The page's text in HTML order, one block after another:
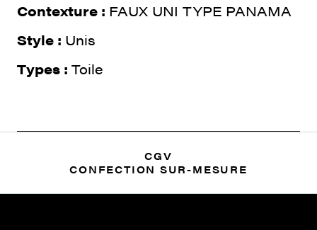
Contexture : FAUX UNI TYPE PANAMA
Style : Unis
Types : Toile
CGV
CONFECTION SUR-MESURE